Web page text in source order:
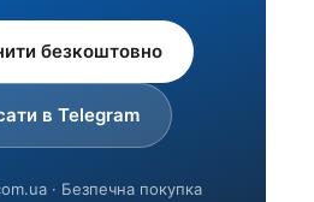
безкоштовно
в Telegram
· Безпечна покупка